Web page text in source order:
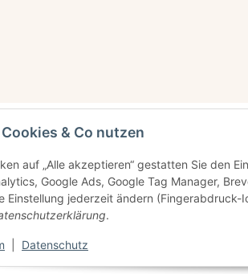
& Co nutzen
auf „Alle akzeptieren“ gestatten Sie den
Google Ads, Google Tag Manager,
Einstellung jederzeit ändern
.
Datenschutz
Newsletter
Datenschutz
AGB
Kontakt
Sitemap
Impressum